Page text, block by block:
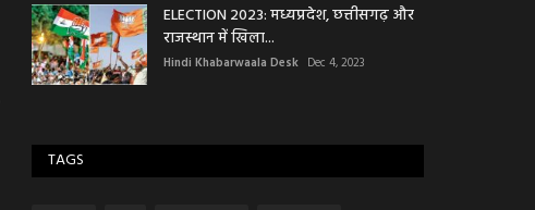
ELECTION 2023: मध्यप्रदेश, छत्तीसगढ़ और
राजस्थान में खिला...
Hindi Khabarwaala Desk Dec 4, 2023
TAGS